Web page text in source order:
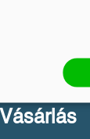
Vásárlás